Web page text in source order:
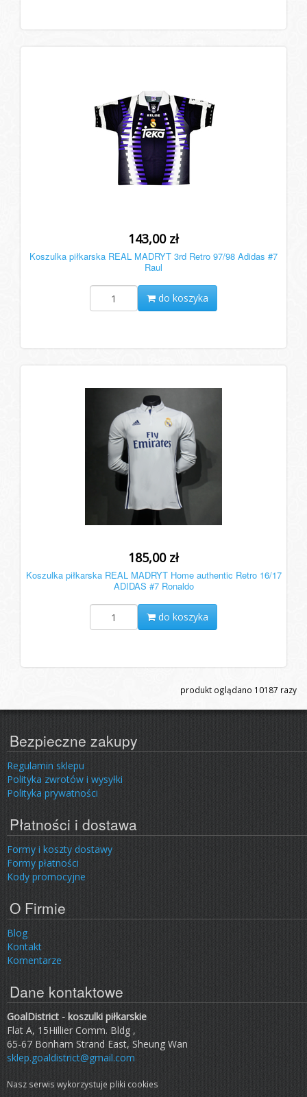
143,00 zł
Koszulka piłkarska REAL MADRYT 3rd Retro 97/98 Adidas #7
Raul
do koszyka
185,00 zł
Koszulka piłkarska REAL MADRYT Home authentic Retro 16/17
ADIDAS #7 Ronaldo
do koszyka
produkt oglądano 10187 razy
Bezpieczne zakupy
Regulamin sklepu
Polityka zwrotów i wysyłki
Polityka prywatności
Płatności i dostawa
Formy i koszty dostawy
Formy płatności
Kody promocyjne
O Firmie
Blog
Kontakt
Komentarze
Dane kontaktowe
GoalDistrict - koszulki piłkarskie
Flat A, 15Hillier Comm. Bldg ,
65-67 Bonham Strand East, Sheung Wan
sklep.goaldistrict@gmail.com
Nasz serwis wykorzystuje pliki cookies